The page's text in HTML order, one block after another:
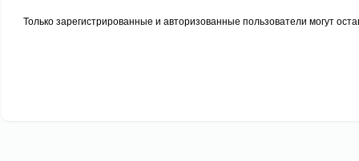
Только зарегистрированные и авторизованные пользователи могут